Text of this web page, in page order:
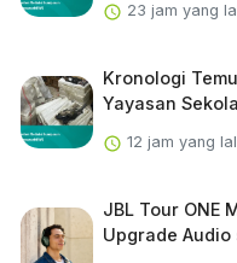
23 jam yang
Kronologi
Yayasan
12 jam yang
JBL Tour ONE
Upgrade